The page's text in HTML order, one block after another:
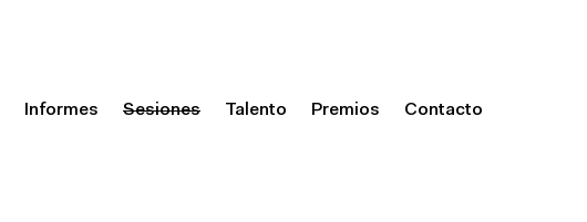
Informes Sesiones Talento Premios Contacto